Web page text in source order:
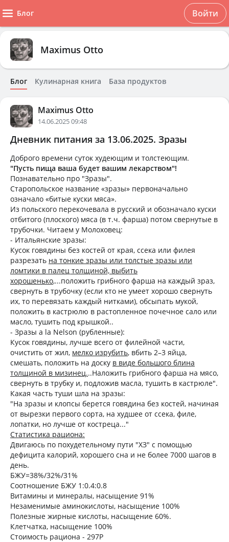
Блог Войти
Maximus Otto
Блог Кулинарная книга База продуктов
Maximus Otto
14.06.2025 09:48
Дневник питания за 13.06.2025. Зразы
Доброго времени суток худеющим и толстеющим.
"Пусть пища ваша будет вашим лекарством"!
Познавательно про "Зразы".
Старопольское название «зразы» первоначально
означало «битые куски мяса».
Из польского перекочевала в русский и обозначало куски
отбитого (плоского) мяса (в т.ч. фарша) потом свернутые в
трубочки. Читаем у Молоховец:
- Итальянские зразы:
Кусок говядины без костей от края, ссека или филея
разрезать на тонкие зразы или толстые зразы или
ломтики в палец толщиной, выбить
хорошенько,...положить грибного фарша на каждый зраз,
свернуть в трубочку (если кто не умеет хорошо свернуть
их, то перевязать каждый нитками), обсыпать мукой,
положить в кастрюлю в растопленное почечное сало или
масло, тушить под крышкой..
- Зразы а la Nelson (рубленные):
Кусок говядины, лучше всего от филейной части,
очистить от жил, мелко изрубить, вбить 2–3 яйца,
смешать, положить на доску в виде большого блина
толщиной в мизинец...Наложить грибного фарша на мясо,
свернуть в трубку и, подложив масла, тушить в кастрюле".
Какая часть туши шла на зразы:
"На зразы и клопсы берется говядина без костей, начиная
от вырезки первого сорта, на худшее от ссека, филе,
лопатки, но лучше от костреца..."
Статистика рациона:
Двигаюсь по похудетельному пути "ХЗ" с помощью
дефицита калорий, хорошего сна и не более 7000 шагов в
день.
БЖУ=38%/32%/31%
Соотношение БЖУ 1:0.4:0.8
Витамины и минералы, насыщение 91%
Незаменимые аминокислоты, насыщение 100%
Полезные жирные кислоты, насыщение 60%.
Клетчатка, насыщение 100%
Стоимость рациона - 297Р